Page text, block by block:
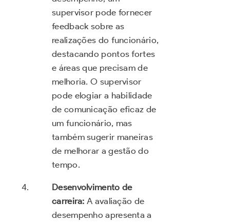
supervisor pode fornecer
feedback sobre as
realizações do funcionário,
destacando pontos fortes
e áreas que precisam de
melhoria. O supervisor
pode elogiar a habilidade
de comunicação eficaz de
um funcionário, mas
também sugerir maneiras
de melhorar a gestão do
tempo.
Desenvolvimento de
carreira: A avaliação de
desempenho apresenta a